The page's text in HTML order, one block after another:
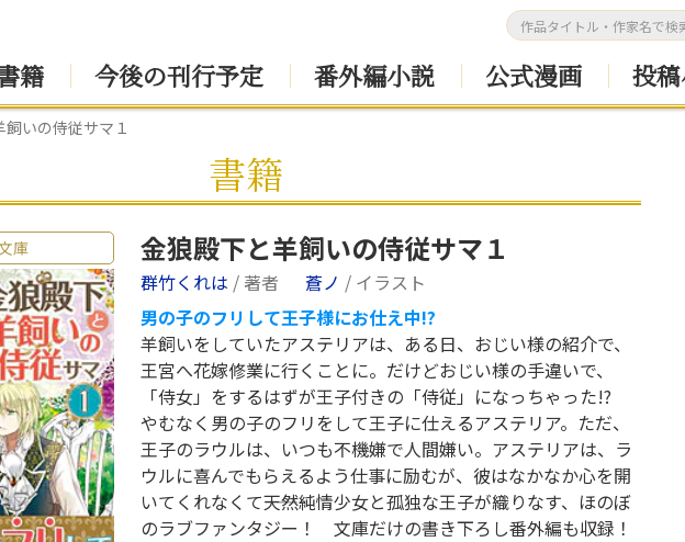
籍 今後の刊行予定 番外編小説 公式漫画 投
いの侍従サマ１
書籍
庫 金狼殿下と羊飼いの侍従サマ１
群竹くれは / 著者 蒼ノ / イラスト
男の子のフリして王子様にお仕え中!?
羊飼いをしていたアステリアは、ある日、おじい様の紹介で、
王宮へ花嫁修業に行くことに。だけどおじい様の手違いで、
「侍女」をするはずが王子付きの「侍従」になっちゃった!?
やむなく男の子のフリをして王子に仕えるアステリア。ただ、
王子のラウルは、いつも不機嫌で人間嫌い。アステリアは、ラ
ウルに喜んでもらえるよう仕事に励むが、彼はなかなか心を開
いてくれなくて――天然純情少女と孤独な王子が織りなす、ほのぼ
のラブファンタジー！ 文庫だけの書き下ろし番外編も収録！